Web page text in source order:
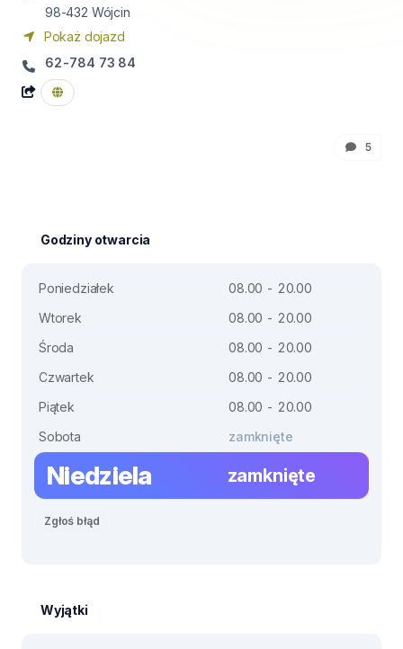
98-432 Wójcin
Pokaż dojazd
62-784 73 84
5
Godziny otwarcia
Poniedziałek
08.00 - 20.00
Wtorek
08.00 - 20.00
Środa
08.00 - 20.00
Czwartek
08.00 - 20.00
Piątek
08.00 - 20.00
Sobota
zamknięte
Niedziela zamknięte
Zgłoś błąd
Wyjątki